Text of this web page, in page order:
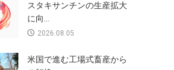
スタキサンチンの生産拡大
に向...
2026.08.05
米国で進む工場式畜産から